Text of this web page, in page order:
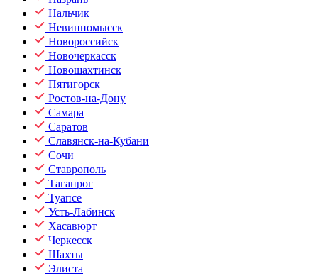
Нальчик
Невинномысск
Новороссийск
Новочеркасск
Новошахтинск
Пятигорск
Ростов-на-Дону
Самара
Саратов
Славянск-на-Кубани
Сочи
Ставрополь
Таганрог
Туапсе
Усть-Лабинск
Хасавюрт
Черкесск
Шахты
Элиста